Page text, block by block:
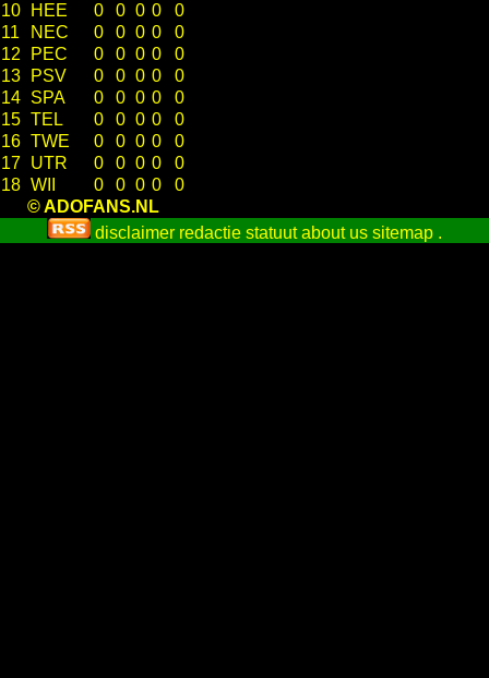
10
HEE 0 0 0 0
0
11
NEC 0 0 0 0
0
12
PEC 0 0 0 0
0
13
PSV 0 0 0 0
0
14 SPA 0 0 0 0
0
15 TEL 0 0 0 0
0
16 TWE 0 0 0 0
0
17 UTR 0 0 0 0
0
18 WII 0 0 0 0
0
© ADOFANS.NL
disclaimer redactie statuut about us sitemap .